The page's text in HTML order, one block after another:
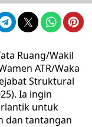
Ruang/Wakil
ATR/Waka
Struktural
Ia ingin
untuk
dan tantangan